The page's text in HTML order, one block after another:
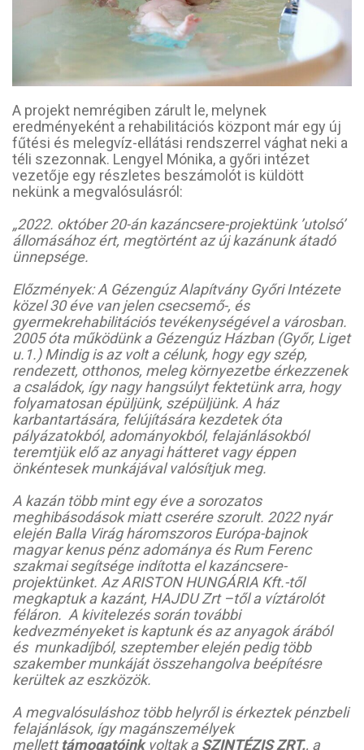
A projekt nemrégiben zárult le, melynek
eredményeként a rehabilitációs központ már egy új
fűtési és melegvíz-ellátási rendszerrel vághat neki a
téli szezonnak. Lengyel Mónika, a győri intézet
vezetője egy részletes beszámolót is küldött
nekünk a megvalósulásról:
„2022. október 20-án kazáncsere-projektünk ’utolsó’
állomásához ért, megtörtént az új kazánunk átadó
ünnepsége.
Előzmények: A Gézengúz Alapítvány Győri Intézete
közel 30 éve van jelen csecsemő-, és
gyermekrehabilitációs tevékenységével a városban.
2005 óta működünk a Gézengúz Házban (Győr, Liget
u.1.) Mindig is az volt a célunk, hogy egy szép,
rendezett, otthonos, meleg környezetbe érkezzenek
a családok, így nagy hangsúlyt fektetünk arra, hogy
folyamatosan épüljünk, szépüljünk. A ház
karbantartására, felújítására kezdetek óta
pályázatokból, adományokból, felajánlásokból
teremtjük elő az anyagi hátteret vagy éppen
önkéntesek munkájával valósítjuk meg.
A kazán több mint egy éve a sorozatos
meghibásodások miatt cserére szorult. 2022 nyár
elején Balla Virág háromszoros Európa-bajnok
magyar kenus pénz adománya és Rum Ferenc
szakmai segítsége indította el kazáncsere-
projektünket. Az ARISTON HUNGÁRIA Kft.-től
megkaptuk a kazánt, HAJDU Zrt –től a víztárolót
féláron. A kivitelezés során további
kedvezményeket is kaptunk és az anyagok árából
és munkadíjból, szeptember elején pedig több
szakember munkáját összehangolva beépítésre
kerültek az eszközök.
A megvalósuláshoz több helyről is érkeztek pénzbeli
felajánlások, így magánszemélyek
melletttámogatóinkvoltak aSZINTÉZIS ZRT., a